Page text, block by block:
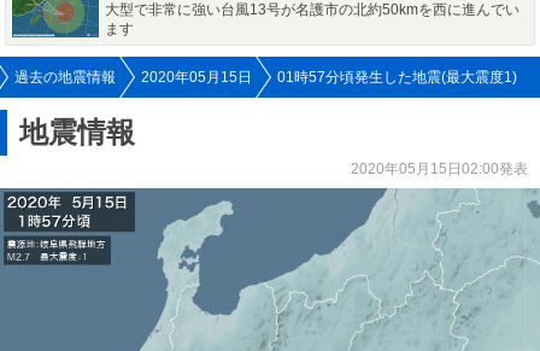
大型で非常に強い台風13号が名護市の北約50kmを西に進んでい
ます
過去の地震情報 2020年05月15日 01時57分頃発生した地震(最大震度1)
地震情報
2020年05月15日02:00発表